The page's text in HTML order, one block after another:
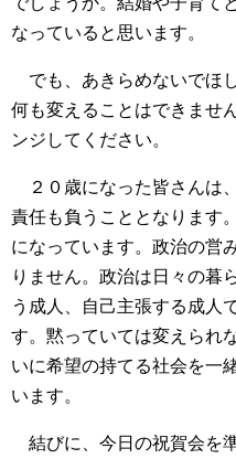
なっていると思います。
でも、あきらめないでほ
何も変えることはできませ
ンジしてください。
２０歳になった皆さんは
責任も負うこととなります
になっています。政治の営
りません。政治は日々の暮
う成人、自己主張する成人
す。黙っていては変えられ
いに希望の持てる社会を一
います。
結びに、今日の祝賀会を